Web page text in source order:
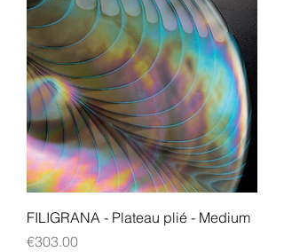
FILIGRANA - Plateau plié - Medium
價格
€303.00